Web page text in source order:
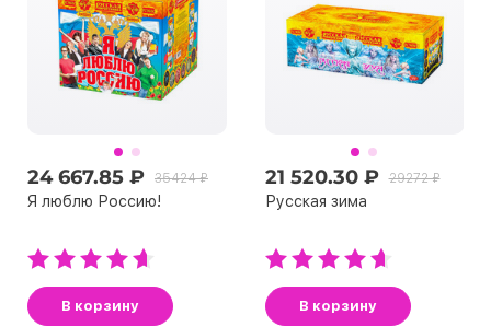
24 667.85 ₽ 35424 ₽
Я люблю Россию!
В корзину
21 520.30 ₽ 29272 ₽
Русская зима
В корзину